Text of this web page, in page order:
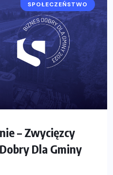
SPOŁECZEŃSTWO
– Zwycięzcy
Dla Gminy